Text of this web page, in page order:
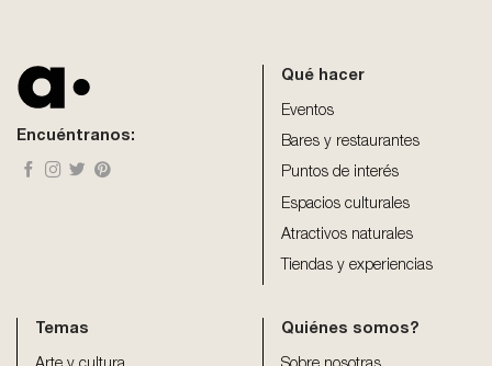
left
Encuéntranos:
Qué hacer
Eventos
Bares y restaurantes
Puntos de interés
Espacios culturales
Atractivos naturales
Tiendas y experiencias
Temas Quiénes somos?